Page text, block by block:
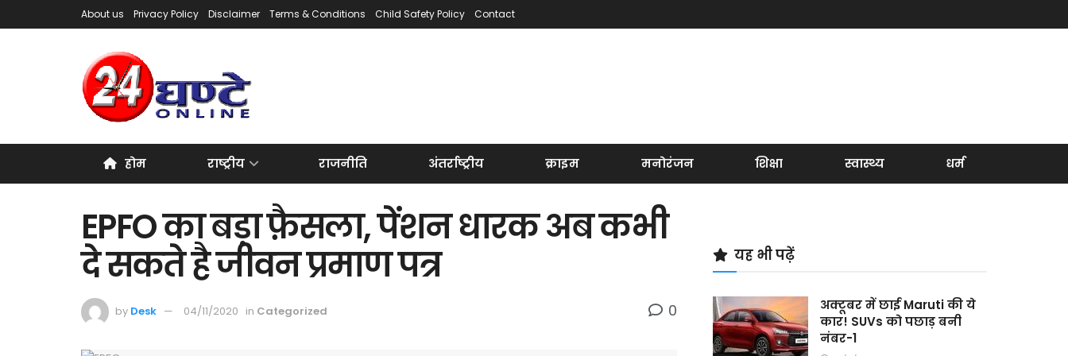
About us Privacy Policy Disclaimer Terms & Conditions Child Safety Policy Contact
होम राष्ट्रीय राजनीति अंतर्राष्ट्रीय क्राइम मनोरंजन शिक्षा स्वास्थ्य धर्म
EPFO का बड़ा फ़ैसला, पेंशन धारक अब कभी
दे सकते है जीवन प्रमाण पत्र
by Desk 04/11/2020 in Categorized 0
यह भी पढ़ें
अक्टूबर में छाई Maruti की ये
कार! SUVs को पछाड़ बनी
नंबर-1